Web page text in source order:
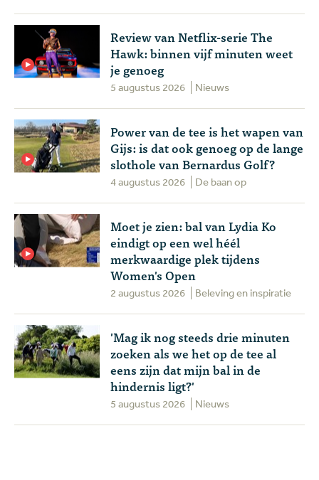
Review van Netflix-serie The
Hawk: binnen vijf minuten weet
je genoeg
5 augustus 2026 Nieuws
Power van de tee is het wapen van
Gijs: is dat ook genoeg op de lange
slothole van Bernardus Golf?
4 augustus 2026 De baan op
Moet je zien: bal van Lydia Ko
eindigt op een wel héél
merkwaardige plek tijdens
Women's Open
2 augustus 2026 Beleving en inspiratie
'Mag ik nog steeds drie minuten
zoeken als we het op de tee al
eens zijn dat mijn bal in de
hindernis ligt?'
5 augustus 2026 Nieuws